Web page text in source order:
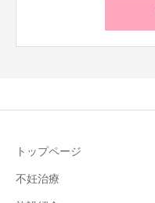
トップページ
不妊治療